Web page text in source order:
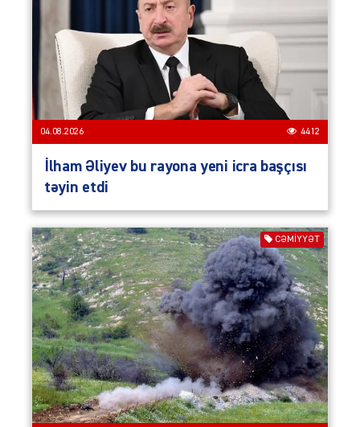
04.08.2026 4412
İlham Əliyev bu rayona yeni icra başçısı
təyin etdi
CƏMIYYƏT